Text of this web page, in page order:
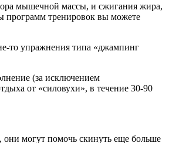
мышечной массы, и сжигания жира,
программ тренировок вы можете
то упражнения типа «джампинг
(за исключением
от «силовухи», в течение 30-90
могут помочь скинуть еще больше